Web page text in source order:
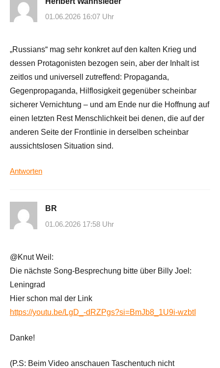
01.06.2026 16:07 Uhr
„Russians“ mag sehr konkret auf den kalten Krieg und
dessen Protagonisten bezogen sein, aber der Inhalt ist
zeitlos und universell zutreffend: Propaganda,
Gegenpropaganda, Hilflosigkeit gegenüber scheinbar
sicherer Vernichtung – und am Ende nur die Hoffnung auf
einen letzten Rest Menschlichkeit bei denen, die auf der
anderen Seite der Frontlinie in derselben scheinbar
aussichtslosen Situation sind.
Antworten
BR
01.06.2026 17:58 Uhr
@Knut Weil:
Die nächste Song-Besprechung bitte über Billy Joel:
Leningrad
Hier schon mal der Link
https://youtu.be/LgD_-dRZPgs?si=BmJb8_1U9i-wzbtI
Danke!
(P.S: Beim Video anschauen Taschentuch nicht